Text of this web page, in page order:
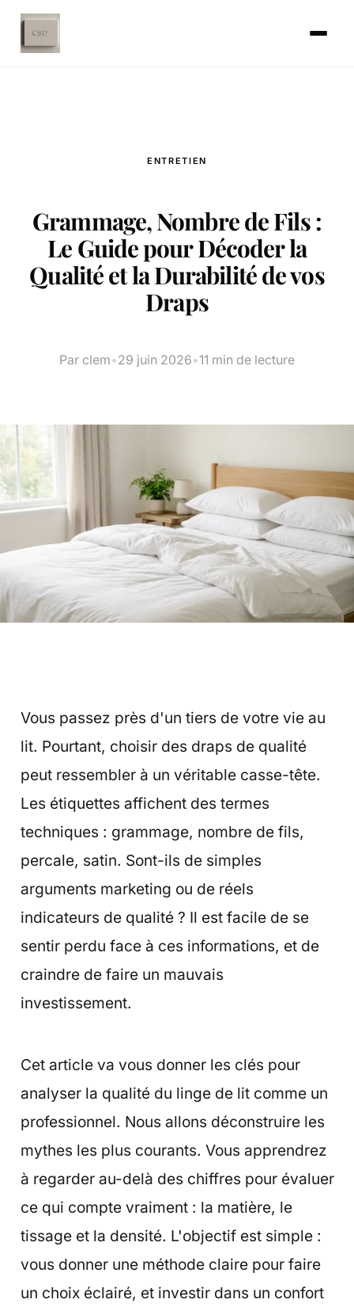
ENTRETIEN
Grammage, Nombre de Fils :
Le Guide pour Décoder la
Qualité et la Durabilité de vos
Draps
Par clem•29 juin 2026•11 min de lecture
Vous passez près d'un tiers de votre vie au
lit. Pourtant, choisir des draps de qualité
peut ressembler à un véritable casse-tête.
Les étiquettes affichent des termes
techniques : grammage, nombre de fils,
percale, satin. Sont-ils de simples
arguments marketing ou de réels
indicateurs de qualité ? Il est facile de se
sentir perdu face à ces informations, et de
craindre de faire un mauvais
investissement.
Cet article va vous donner les clés pour
analyser la qualité du linge de lit comme un
professionnel. Nous allons déconstruire les
mythes les plus courants. Vous apprendrez
à regarder au-delà des chiffres pour évaluer
ce qui compte vraiment : la matière, le
tissage et la densité. L'objectif est simple :
vous donner une méthode claire pour faire
un choix éclairé, et investir dans un confort